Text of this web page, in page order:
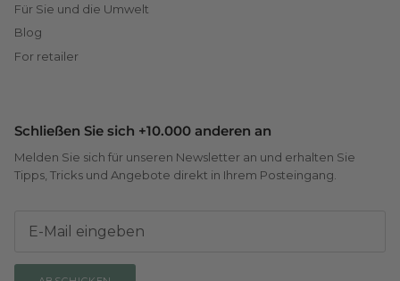
Für Sie und die Umwelt
Blog
For retailer
Schließen Sie sich +10.000 anderen an
Melden Sie sich für unseren Newsletter an und erhalten Sie
Tipps, Tricks und Angebote direkt in Ihrem Posteingang.